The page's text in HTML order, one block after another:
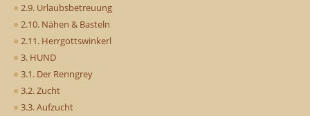
2.9. Urlaubsbetreuung
2.10. Nähen & Basteln
2.11. Herrgottswinkerl
3. HUND
3.1. Der Renngrey
3.2. Zucht
3.3. Aufzucht